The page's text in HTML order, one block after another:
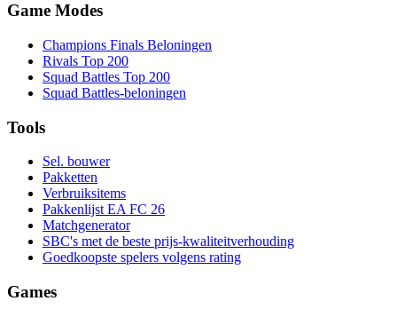
Game Modes
Champions Finals Beloningen
Rivals Top 200
Squad Battles Top 200
Squad Battles-beloningen
Tools
Sel. bouwer
Pakketten
Verbruiksitems
Pakkenlijst EA FC 26
Matchgenerator
SBC's met de beste prijs-kwaliteitverhouding
Goedkoopste spelers volgens rating
Games